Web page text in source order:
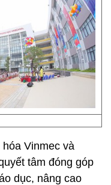
Vinmec và
tâm đóng góp
dục, nâng cao